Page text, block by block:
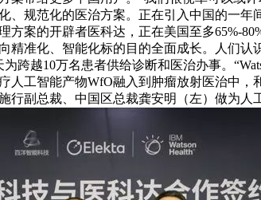
、规范化的医治方案。正在引入中国的一
方案的开辟者医科达，正在美国至多65%-
精准化、智能化标的目的全面成长。人们
跨越10万名患者供给诊断和医治办事。
人工智能产物WfO融入到肿瘤放射医治中
行副总裁、中国区总裁龚安明（左）做为人